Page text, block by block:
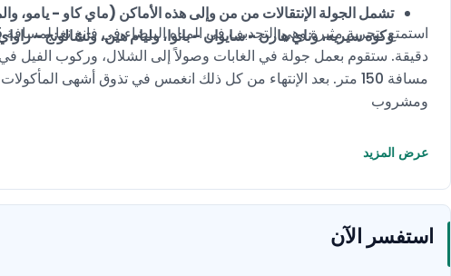
تشمل الجولة الإنتقالات من من وإلى هذه الأماكن (ماي كاو - يامو،
وكوه سيريه، وناي هارن - سايوان - بانوا، وليام هين، وتشالونج -
مسافة 150 متر. بعد الإنتهاء من كل ذلك انغمس في تذوق أشهى
ومشروب
عرض المزيد
استفسر الآن